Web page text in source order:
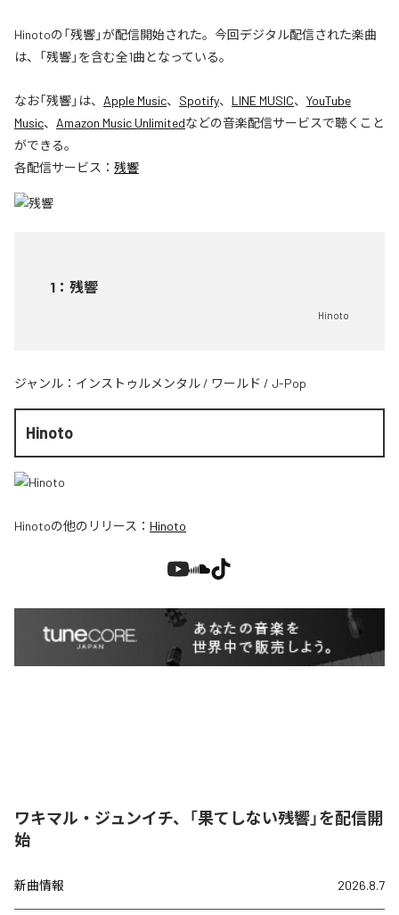
Hinotoの「残響」が配信開始された。今回デジタル配信された楽曲
は、「残響」を含む全1曲となっている。
なお「残響」は、 Apple Music、 Spotify、 LINE MUSIC、 YouTube
Music、 Amazon Music Unlimitedなどの音楽配信サービスで聴くこと
ができる。
各配信サービス： 残響
1 ： 残響
Hinoto
ジャンル： インストゥルメンタル / ワールド / J-Pop
Hinoto
Hinotoの他のリリース： Hinoto
ワキマル・ジュンイチ、「果てしない残響」を配信開
始
新曲情報 2026.8.7